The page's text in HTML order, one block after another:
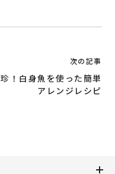
次の記事
珍！白身魚を使った簡単
アレンジレシピ